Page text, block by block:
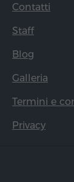
Contatti
Staff
Blog
Galleria
Termini e
Privacy